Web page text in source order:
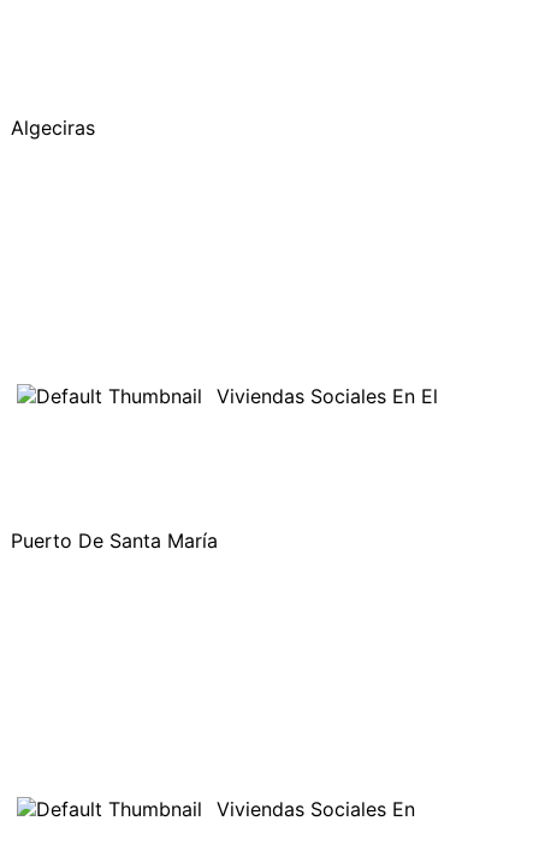
Algeciras
Viviendas Sociales En El
Puerto De Santa María
Viviendas Sociales En